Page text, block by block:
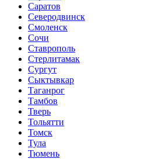
Саратов
Северодвинск
Смоленск
Сочи
Ставрополь
Стерлитамак
Сургут
Сыктывкар
Таганрог
Тамбов
Тверь
Тольятти
Томск
Тула
Тюмень